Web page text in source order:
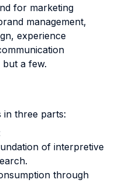
for marketing
management,
experience
but a few.
in three parts:
of interpretive
through